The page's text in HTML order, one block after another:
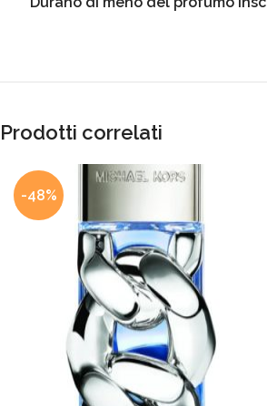
Prodotti correlati
-48%